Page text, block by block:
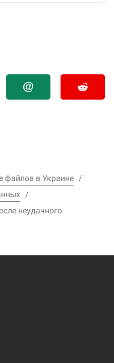
файлов в Украине
неудачного